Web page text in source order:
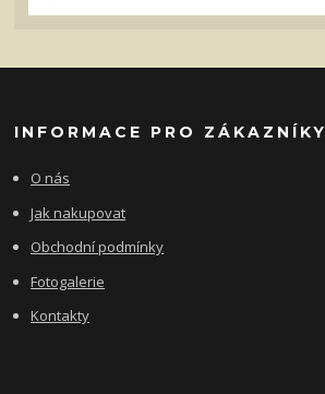
INFORMACE PRO ZÁKAZNÍKY
O nás
Jak nakupovat
Obchodní podmínky
Fotogalerie
Kontakty